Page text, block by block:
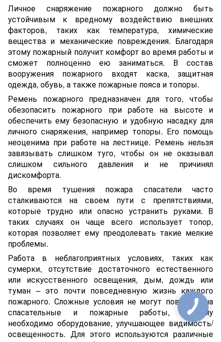
Личное снаряжение пожарного должно быть
устойчивым к вредному воздействию внешних
факторов, таких как температура, химические
вещества и механические повреждения. Благодаря
этому пожарный получит комфорт во время работы и
сможет полноценно ею заниматься. В состав
вооружения пожарного входят каска, защитная
одежда, обувь, а также пожарные пояса и топоры.
Ремень пожарного предназначен для того, чтобы
обезопасить пожарного при работе на высоте и
обеспечить ему безопасную и удобную насадку для
личного снаряжения, например топоры. Его помощь
неоценима при работе на лестнице. Ремень нельзя
завязывать слишком туго, чтобы он не оказывал
слишком сильного давления и не причинял
дискомфорта.
Во время тушения пожара спасатели часто
сталкиваются на своем пути с препятствиями,
которые трудно или опасно устранить руками. В
таких случаях он чаще всего использует топор,
которая позволяет ему преодолевать такие мелкие
проблемы.
Работа в неблагоприятных условиях, таких как
сумерки, отсутствие достаточного естественного
или искусственного освещения, дым, дождь или
туман – это почти повседневную жизнь каждого
пожарного. Сложные условия не могут повлиять на
спасательные и пожарные работы, поэтому
необходимо оборудование, улучшающее видимость/
освещенность. Для этого используются различные